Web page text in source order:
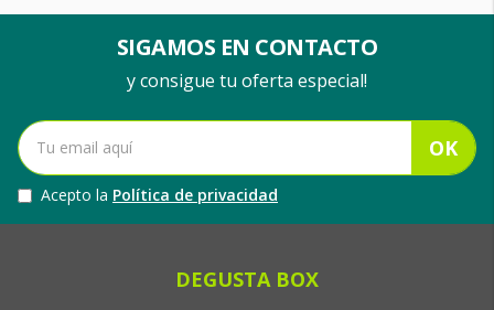
SIGAMOS EN CONTACTO
y consigue tu oferta especial!
OK
Acepto la Política de privacidad
DEGUSTA BOX